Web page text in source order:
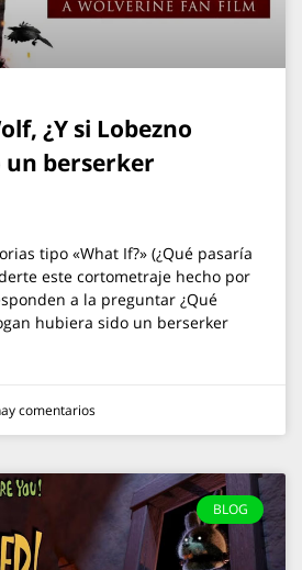
¿Y si Lobezno
berserker
tipo «What If?» (¿Qué pasaría
este cortometraje hecho por
a la preguntar ¿Qué
hubiera sido un berserker
comentarios
BLOG